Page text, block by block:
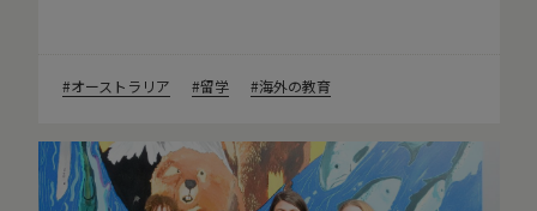
オーストラリア 留学 海外の教育